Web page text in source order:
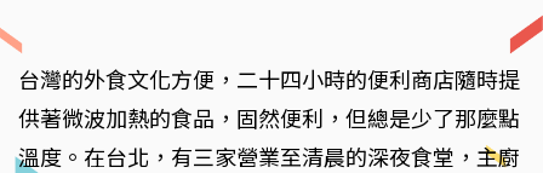
台灣的外食文化方便，二十四小時的便利商店隨時提
供著微波加熱的食品，固然便利，但總是少了那麼點
溫度。在台北，有三家營業至清晨的深夜食堂，主廚